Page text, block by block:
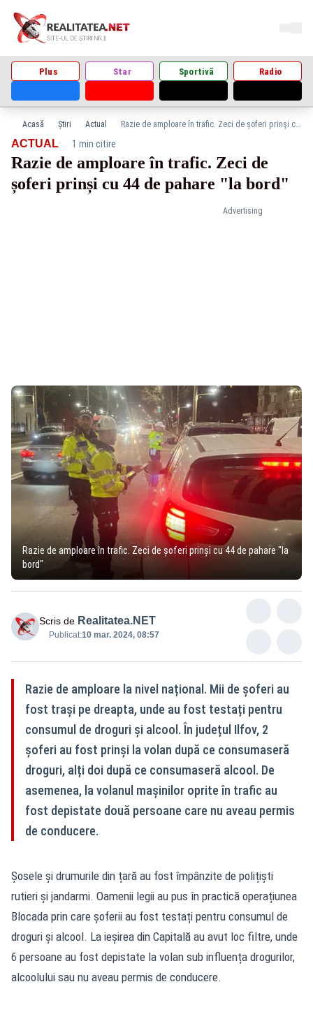
Plus Star Sportivă Radio
Acasă Știri Actual Razie de amploare în trafic. Zeci de șoferi prinși cu 44 de pahare "la bord"
Advertising
ACTUAL· 1 min citire
Razie de amploare în trafic. Zeci de
șoferi prinși cu 44 de pahare "la bord"
Razie de amploare în trafic. Zeci de șoferi prinși cu 44 de pahare "la
bord"
Scris de Realitatea.NET
Publicat:10 mar. 2024, 08:57
Razie de amploare la nivel național. Mii de șoferi au
fost trași pe dreapta, unde au fost testați pentru
consumul de droguri și alcool. În județul Ilfov, 2
șoferi au fost prinși la volan după ce consumaseră
droguri, alți doi după ce consumaseră alcool. De
asemenea, la volanul mașinilor oprite în trafic au
fost depistate două persoane care nu aveau permis
de conducere.
Șosele și drumurile din țară au fost împânzite de polițiști
rutieri și jandarmi. Oamenii legii au pus în practică operațiunea
Blocada prin care șoferii au fost testați pentru consumul de
droguri și alcool. La ieșirea din Capitală au avut loc filtre, unde
6 persoane au fost depistate la volan sub influența drogurilor,
alcoolului sau nu aveau permis de conducere.